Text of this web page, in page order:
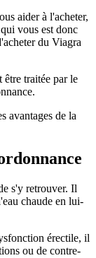
aider à l'acheter,
vous est donc
du Viagra
traitée par le
avantages de la
s'y retrouver. Il
chaude en lui-
érectile, il
ou de contre-